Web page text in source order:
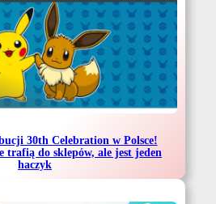
30th Celebration w Polsce!
trafią do sklepów, ale jest jeden
haczyk